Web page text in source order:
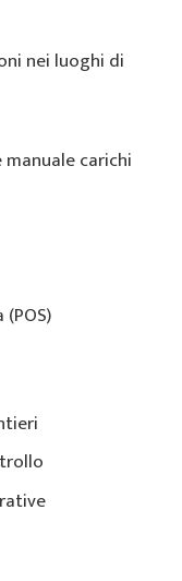
nei luoghi di
carichi